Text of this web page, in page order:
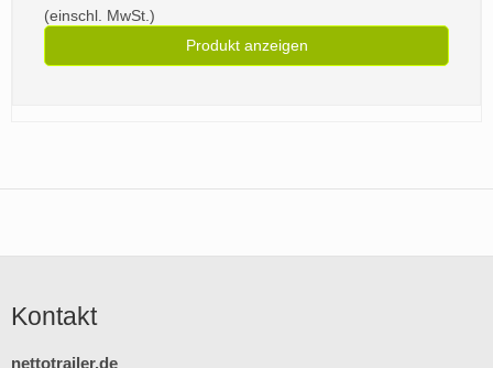
(einschl. MwSt.)
Produkt anzeigen
Kontakt
nettotrailer.de